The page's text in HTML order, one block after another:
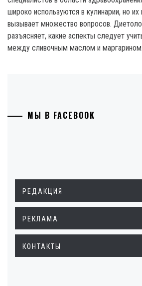
широко используются в кулинарии, но их
вызывает множество вопросов.
разъясняет, какие аспекты следует
между сливочным маслом и маргарином.
МЫ В FACEBOOK
РЕДАКЦИЯ
РЕКЛАМА
КОНТАКТЫ